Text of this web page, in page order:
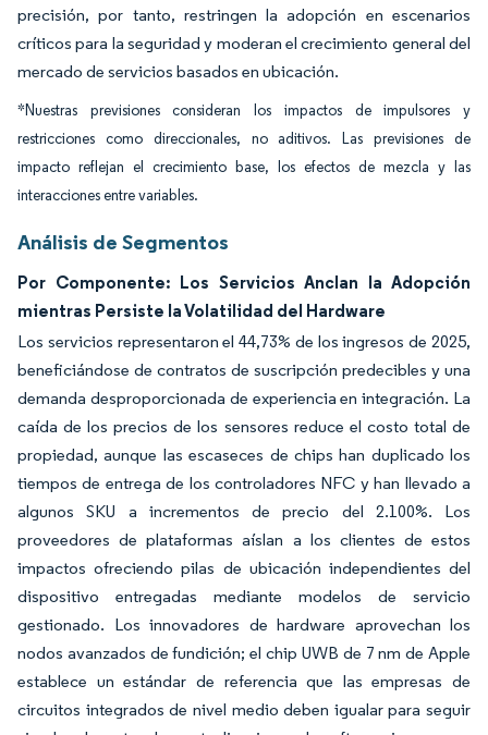
precisión, por tanto, restringen la adopción en escenarios
críticos para la seguridad y moderan el crecimiento general del
mercado de servicios basados en ubicación.
*Nuestras previsiones consideran los impactos de impulsores y
restricciones como direccionales, no aditivos. Las previsiones de
impacto reflejan el crecimiento base, los efectos de mezcla y las
interacciones entre variables.
Análisis de Segmentos
Por Componente: Los Servicios Anclan la Adopción
mientras Persiste la Volatilidad del Hardware
Los servicios representaron el 44,73% de los ingresos de 2025,
beneficiándose de contratos de suscripción predecibles y una
demanda desproporcionada de experiencia en integración. La
caída de los precios de los sensores reduce el costo total de
propiedad, aunque las escaseces de chips han duplicado los
tiempos de entrega de los controladores NFC y han llevado a
algunos SKU a incrementos de precio del 2.100%. Los
proveedores de plataformas aíslan a los clientes de estos
impactos ofreciendo pilas de ubicación independientes del
dispositivo entregadas mediante modelos de servicio
gestionado. Los innovadores de hardware aprovechan los
nodos avanzados de fundición; el chip UWB de 7 nm de Apple
establece un estándar de referencia que las empresas de
circuitos integrados de nivel medio deben igualar para seguir